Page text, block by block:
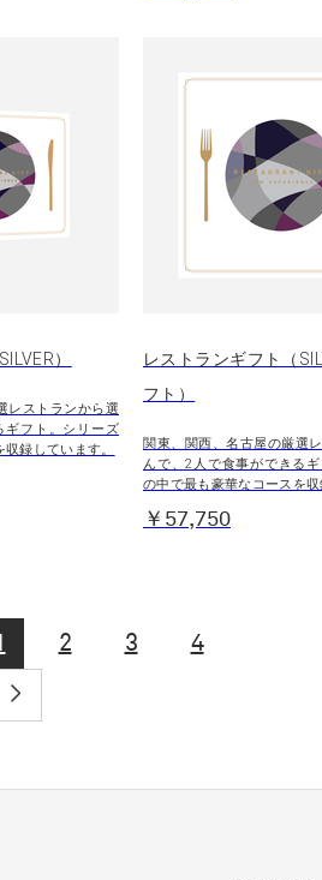
）
レストランから選
ギフト。シリーズ
録しています。
レストランギフト（
フト）
関東、関西、名古屋の厳選
んで、2人で食事ができる
の中で最も豪華なコースを収
￥57,750
2 3 4